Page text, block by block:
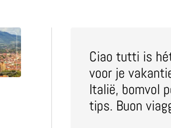
Ciao tutti is
voor je
Italië, bomvol
tips. Buon